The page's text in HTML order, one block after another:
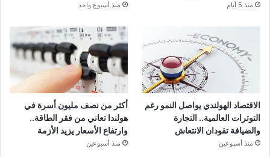
منذ 5 أيام منذ أسبوع واحد
الاقتصاد الهولندي يواصل النمو رغم
التوترات العالمية.. التجارة
والضيافة تقودان الانتعاش
منذ أسبوعين
أكثر من نصف مليون أسرة في
هولندا تعاني من فقر الطاقة..
وارتفاع الأسعار يزيد الأزمة
منذ أسبوعين